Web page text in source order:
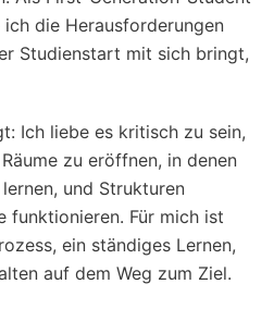
die Herausforderungen
Studienstart mit sich bringt,
Ich liebe es kritisch zu sein,
zu eröffnen, in denen
und Strukturen
funktionieren. Für mich ist
ein ständiges Lernen,
auf dem Weg zum Ziel.